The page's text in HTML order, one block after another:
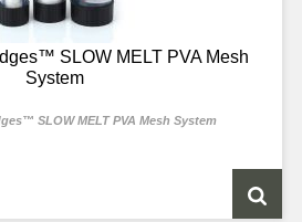
SLOW MELT PVA Mesh
System
SLOW MELT PVA Mesh System